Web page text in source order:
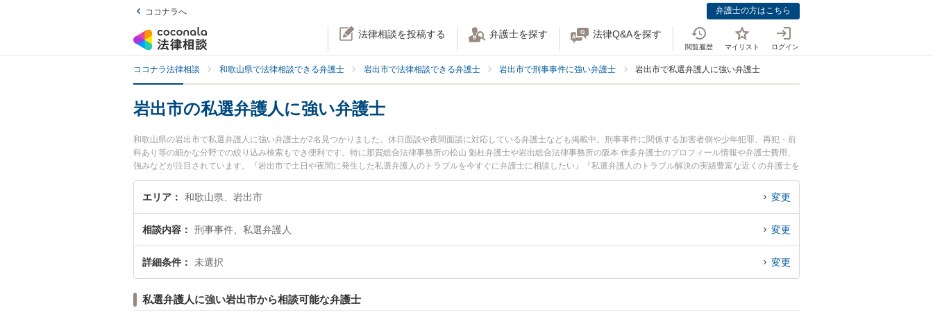
ココナラへ 弁護士の方はこちら
法律相談を投稿する 弁護士を探す 法律Q&Aを探す
閲覧履歴 マイリスト ログイン
ココナラ法律相談 和歌山県で法律相談できる弁護士 岩出市で法律相談できる弁護士 岩出市で刑事事件に強い弁護士 岩出市で私選弁護人に強い弁護士
岩出市の私選弁護人に強い弁護士
和歌山県の岩出市で私選弁護人に強い弁護士が2名見つかりました。休日面談や夜間面談に対応している弁護士なども掲載中。刑事事件に関係する加害者側や少年犯罪、再犯・前
科あり等の細かな分野での絞り込み検索もでき便利です。特に那賀総合法律事務所の松山 魁杜弁護士や岩出総合法律事務所の阪本 倖多弁護士のプロフィール情報や弁護士費用、
強みなどが注目されています。『岩出市で土日や夜間に発生した私選弁護人のトラブルを今すぐに弁護士に相談したい』『私選弁護人のトラブル解決の実績豊富な近くの弁護士を
検索したい』『初回相談無料で私選弁護人を法律相談できる岩出市内の弁護士に相談予約したい』などでお困りの相談者さんにおすすめです。
エリア 和歌山県、岩出市 変更
相談内容 刑事事件、私選弁護人 変更
詳細条件 未選択 変更
私選弁護人に強い岩出市から相談可能な弁護士